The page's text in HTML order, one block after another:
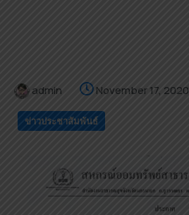
admin November 17, 2020
ข่าวประชาสัมพันธ์